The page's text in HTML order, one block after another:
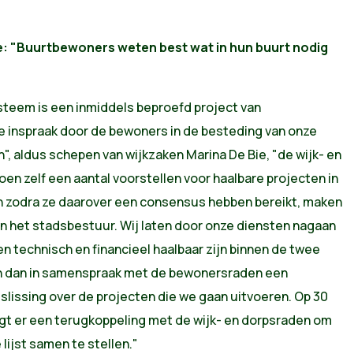
"Buurtbewoners weten best wat in hun buurt nodig
is een inmiddels beproefd project van
door de bewoners in de besteding van onze
aldus schepen van wijkzaken Marina De Bie, "de wijk- en
zelf een aantal voorstellen voor haalbare projecten in
zodra ze daarover een consensus hebben bereikt, maken
het stadsbestuur. Wij laten door onze diensten nagaan
technisch en financieel haalbaar zijn binnen de twee
dan in samenspraak met de bewonersraden een
over de projecten die we gaan uitvoeren. Op 30
er een terugkoppeling met de wijk- en dorpsraden om
samen te stellen."